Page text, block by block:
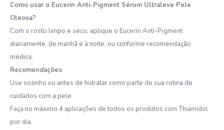
Como usar o Eucerin Anti-Pigment Sérum Ultraleve Pele
Oleosa?
Com o rosto limpo e seco, aplique o Eucerin Anti-Pigment
diariamente, de manhã e à noite, ou conforme recomendação
médica.
Recomendações
Use sozinho ou antes de hidratar como parte de sua rotina de
cuidados com a pele
Faça no máximo 4 aplicações de todos os produtos com Thiamidol
por dia.